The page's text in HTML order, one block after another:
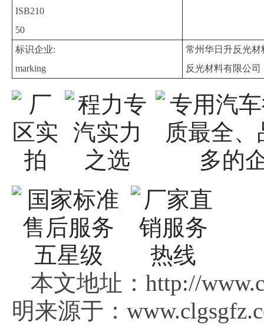
ISB210
50
标识企业:
marking
常州华日升反光
反光材料有限公司
本文地址：http://
明来源于：